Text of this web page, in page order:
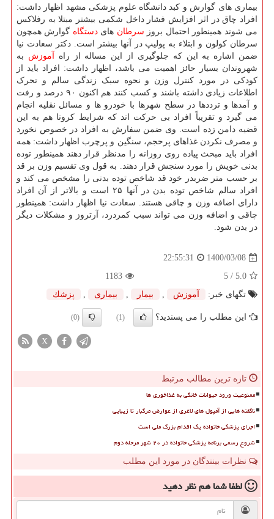
بیماری های گوارش و کبد دانشگاه علوم پزشکی مشهد اظهار داشت:
افراد چاق در اثر افزایش فشار داخل شکمی بیشتر مبتلا به رفلاکس
می شوند همینطور احتمال بروز سرطان هایدستگاه گوارش همچون
سرطان کولون و ابتلاء به پولیپ در آنها بیشتر است. دکتر سعادت نیا
ضمن اشاره به این که جلوگیری از این مساله از راه آموزش به
شهروندان بسیار حائز اهمیت می باشد، اظهار داشت: افراد باید از
کودکی در مورد کنترل وزن و نحوه سبک زندگی سالم و تحرک
اطلاعات زیادی داشته باشند و کسب کنند هم اکنون ۹۰ درصد و رفت
و آمدها و ترددها در سطح شهرها با خودرو ها و مسائل نقلیه انجام
می گیرد و تقریباً افراد بی حرکت اند که شرایط کرونا هم به این
قضیه دامن زده است. وی ضمن سفارش به افراد در خصوص نخورد
و مصرف نکردن غذاهای پرحجم، سنگین و پرچرب اظهار داشت: همه
افراد باید مبحث پیاده روی روزانه را مدنظر قرار دهند همینطور توده
بدنی خویش را مورد سنجش قرار دهند. به قول وی تقسیم وزن بر قد
بر حسب متر ضربدر خود قد شاخص توده بدنی را مشخص می کند و
افراد سالم شاخص توده بدن در آنها ۲۵ است و بالاتر از آن افراد
دارای اضافه وزن و چاقی هستند. سعادت نیا اظهار داشت: همینطور
چاقی و اضافه وزن می تواند سبب کمردرد، آرتروز و مشکلات دیگر
در بدن شود.
1400/03/08
22:55:31
5.0
/ 5
1183
تگهای خبر:
آموزش , بیمار , بیماری , پزشك
این مطلب را می پسندید؟ (1)
(0)
X
تازه ترین مطالب مرتبط
ممنوعیت ورود حیوانات خانگی به غذاخوری ها
ناگفته هایی از آمپول های لاغری از عوارض مرگبار تا زیبایی
اجرای پزشکی خانواده یک اقدام بزرگ ملی است
شروع رسمی برنامه پزشکی خانواده در ۲۰ شهر مرحله دوم
نظرات بینندگان در مورد این مطلب
لطفا شما همنظر دهید